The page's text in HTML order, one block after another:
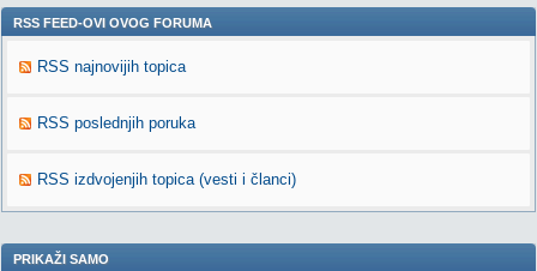
RSS FEED-OVI OVOG FORUMA
RSS najnovijih topica
RSS poslednjih poruka
RSS izdvojenjih topica (vesti i članci)
PRIKAŽI SAMO